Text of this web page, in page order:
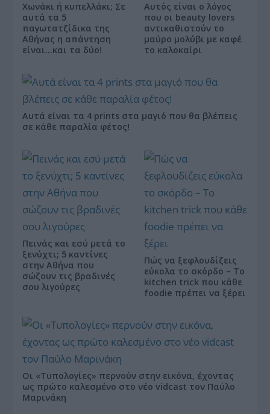
Χωνάκι ή κυπελλάκι; Σε
αυτά τα 5
παγωτατζίδικα της
Αθήνας η απάντηση
είναι…και τα δύο!
Αυτός είναι ο λόγος
που οι beauty lovers
αντικαθιστούν το
μαύρο μολύβι με καφέ
το καλοκαίρι
Αυτά είναι τα 4 prints στα μαγιό που θα βλέπεις
σε κάθε παραλία φέτος!
Πεινάς και εσύ μετά το
ξενύχτι; 5 καντίνες
στην Αθήνα που
σώζουν τις βραδινές
σου λιγούρες
Πώς να ξεφλουδίζεις
εύκολα το σκόρδο – Το
kitchen trick που κάθε
foodie πρέπει να ξέρει
Οι «Τυπολογίες» περνούν στην εικόνα, έχοντας
ως πρώτο καλεσμένο στο νέο vidcast τον Παύλο
Μαρινάκη